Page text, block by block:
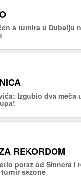
s turnira u Dubaiju
Izgubio dva meča
REKORDOM
poraz od Sinnera i
sezone